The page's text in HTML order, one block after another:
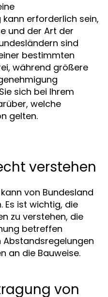
erforderlich sein,
und der Art der
sind
bestimmten
während größere
sich bei Ihrem
welche
gelten.
verstehen
von Bundesland
Es ist wichtig, die
zu verstehen, die
betreffen
Abstandsregelungen
an die Bauweise.
von